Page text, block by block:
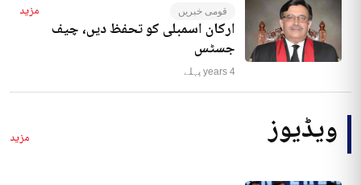
قومی خبریں مزید
ارکان اسمبلی کو تحفظ دیں، چیف
جسٹس
4 years پہلے
ویڈیوز مزید